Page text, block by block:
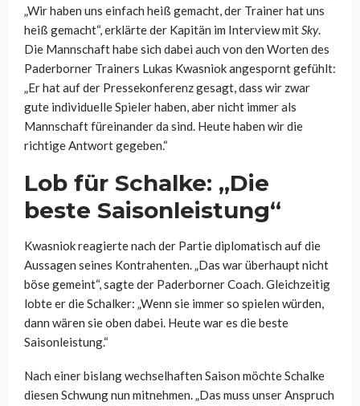
„Wir haben uns einfach heiß gemacht, der Trainer hat uns
heiß gemacht“, erklärte der Kapitän im Interview mitSky.
Die Mannschaft habe sich dabei auch von den Worten des
Paderborner Trainers Lukas Kwasniok angespornt gefühlt:
„Er hat auf der Pressekonferenz gesagt, dass wir zwar
gute individuelle Spieler haben, aber nicht immer als
Mannschaft füreinander da sind. Heute haben wir die
richtige Antwort gegeben.“
Lob für Schalke: „Die
beste Saisonleistung“
Kwasniok reagierte nach der Partie diplomatisch auf die
Aussagen seines Kontrahenten. „Das war überhaupt nicht
böse gemeint“, sagte der Paderborner Coach. Gleichzeitig
lobte er die Schalker: „Wenn sie immer so spielen würden,
dann wären sie oben dabei. Heute war es die beste
Saisonleistung.“
Nach einer bislang wechselhaften Saison möchte Schalke
diesen Schwung nun mitnehmen. „Das muss unser Anspruch